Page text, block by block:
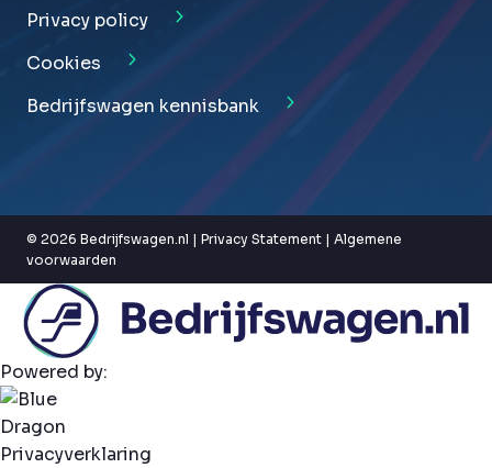
Privacy policy
Cookies
Bedrijfswagen kennisbank
© 2026 Bedrijfswagen.nl | Privacy Statement | Algemene
voorwaarden
Powered by:
Privacyverklaring